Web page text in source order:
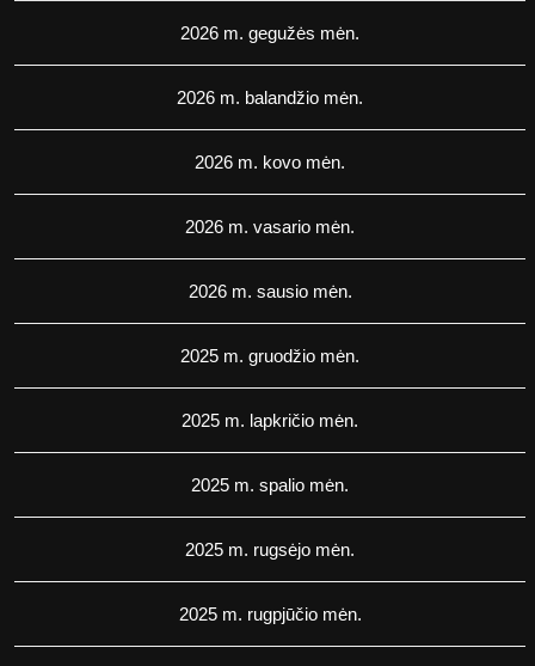
2026 m. gegužės mėn.
2026 m. balandžio mėn.
2026 m. kovo mėn.
2026 m. vasario mėn.
2026 m. sausio mėn.
2025 m. gruodžio mėn.
2025 m. lapkričio mėn.
2025 m. spalio mėn.
2025 m. rugsėjo mėn.
2025 m. rugpjūčio mėn.